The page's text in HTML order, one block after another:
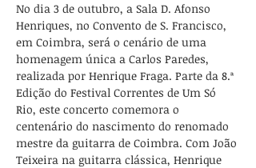
No dia 3 de outubro, a Sala D. Afonso
Henriques, no Convento de S. Francisco,
em Coimbra, será o cenário de uma
homenagem única a Carlos Paredes,
realizada por Henrique Fraga. Parte da 8.ª
Edição do Festival Correntes de Um Só
Rio, este concerto comemora o
centenário do nascimento do renomado
mestre da guitarra de Coimbra. Com João
Teixeira na guitarra clássica, Henrique